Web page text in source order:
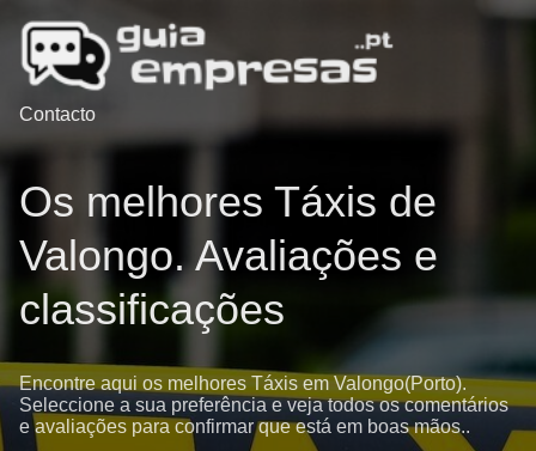
Contacto
Os melhores Táxis de
Valongo. Avaliações e
classificações
Encontre aqui os melhores Táxis em Valongo(Porto).
Seleccione a sua preferência e veja todos os comentários
e avaliações para confirmar que está em boas mãos..